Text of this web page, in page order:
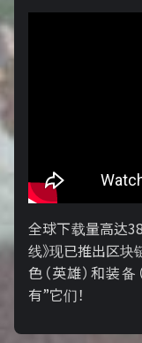
全球下载量高达
线》现已推出区
色（英雄）和装
有”它们！